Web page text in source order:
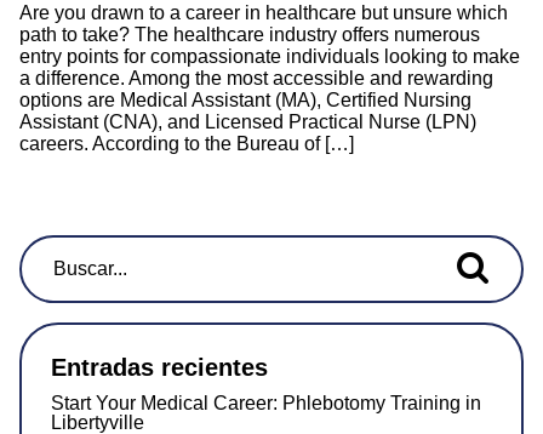
Are you drawn to a career in healthcare but unsure which
path to take? The healthcare industry offers numerous
entry points for compassionate individuals looking to make
a difference. Among the most accessible and rewarding
options are Medical Assistant (MA), Certified Nursing
Assistant (CNA), and Licensed Practical Nurse (LPN)
careers. According to the Bureau of […]
Buscar...
Entradas recientes
Start Your Medical Career: Phlebotomy Training in
Libertyville